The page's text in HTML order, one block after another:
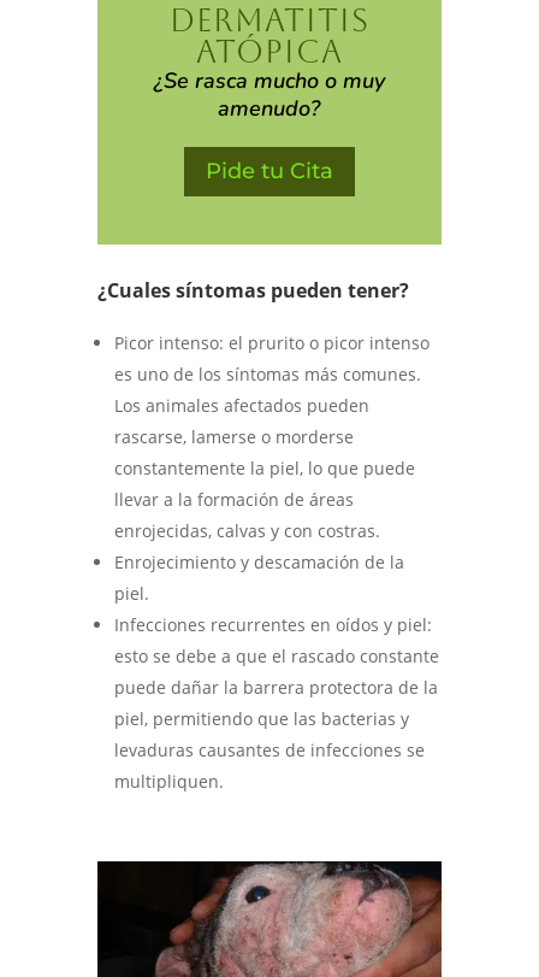
DERMATITIS
ATÓPICA
¿Se rasca mucho o muy
amenudo?
Pide tu Cita
¿Cuales síntomas pueden tener?
Picor intenso: el prurito o picor intenso
es uno de los síntomas más comunes.
Los animales afectados pueden
rascarse, lamerse o morderse
constantemente la piel, lo que puede
llevar a la formación de áreas
enrojecidas, calvas y con costras.
Enrojecimiento y descamación de la
piel.
Infecciones recurrentes en oídos y piel:
esto se debe a que el rascado constante
puede dañar la barrera protectora de la
piel, permitiendo que las bacterias y
levaduras causantes de infecciones se
multipliquen.